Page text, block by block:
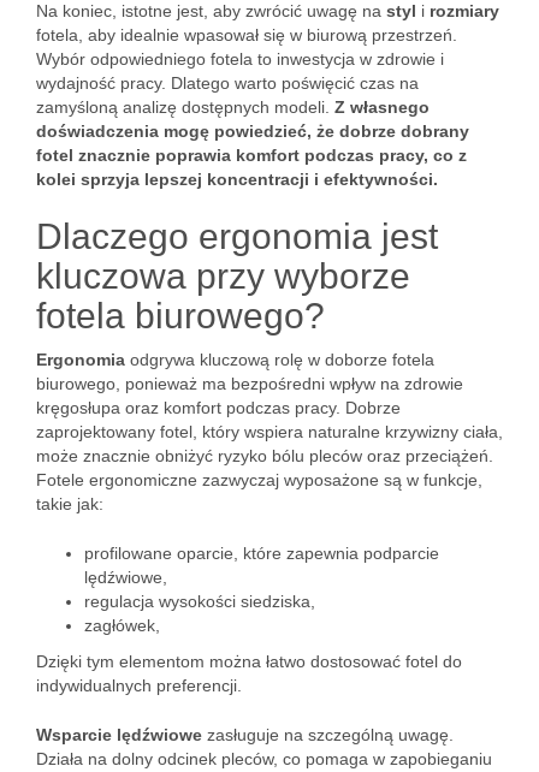
Na koniec, istotne jest, aby zwrócić uwagę na styl i rozmiary
fotela, aby idealnie wpasował się w biurową przestrzeń.
Wybór odpowiedniego fotela to inwestycja w zdrowie i
wydajność pracy. Dlatego warto poświęcić czas na
zamyśloną analizę dostępnych modeli. Z własnego
doświadczenia mogę powiedzieć, że dobrze dobrany
fotel znacznie poprawia komfort podczas pracy, co z
kolei sprzyja lepszej koncentracji i efektywności.
Dlaczego ergonomia jest
kluczowa przy wyborze
fotela biurowego?
Ergonomia odgrywa kluczową rolę w doborze fotela
biurowego, ponieważ ma bezpośredni wpływ na zdrowie
kręgosłupa oraz komfort podczas pracy. Dobrze
zaprojektowany fotel, który wspiera naturalne krzywizny ciała,
może znacznie obniżyć ryzyko bólu pleców oraz przeciążeń.
Fotele ergonomiczne zazwyczaj wyposażone są w funkcje,
takie jak:
profilowane oparcie, które zapewnia podparcie
lędźwiowe,
regulacja wysokości siedziska,
zagłówek,
Dzięki tym elementom można łatwo dostosować fotel do
indywidualnych preferencji.
Wsparcie lędźwiowe zasługuje na szczególną uwagę.
Działa na dolny odcinek pleców, co pomaga w zapobieganiu